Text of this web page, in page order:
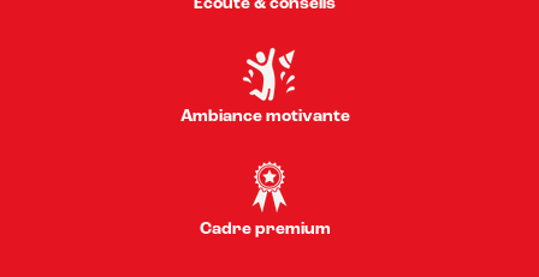
Écoute & conseils
Ambiance motivante
Cadre premium